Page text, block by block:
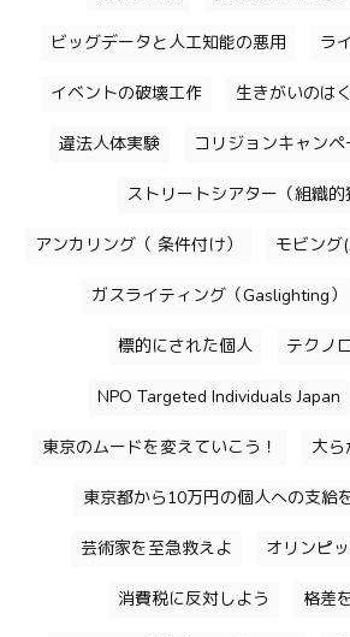
ビッグデータと人工知能の悪用 ラ
イベントの破壊工作 生きがいのは
違法人体実験 コリジョンキャンペ
ストリートシアター（組織的
アンカリング（ 条件付け） モビング
ガスライティング（Gaslighting）
標的にされた個人 テクノ
NPO Targeted Individuals Japan
東京のムードを変えていこう！ 大ら
東京都から10万円の個人への支給
芸術家を至急救えよ オリンピ
消費税に反対しよう 格差